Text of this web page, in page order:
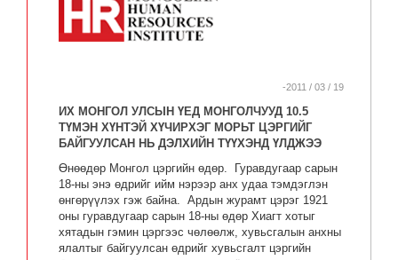
-2011 / 03 / 19
ИХ МОНГОЛ УЛСЫН ҮЕД МОНГОЛЧУУД 10.5
ТҮМЭН ХҮНТЭЙ ХҮЧИРХЭГ МОРЬТ ЦЭРГИЙГ
БАЙГУУЛСАН НЬ ДЭЛХИЙН ТҮҮХЭНД ҮЛДЖЭЭ
Өнөөдөр Монгол цэргийн өдөр. Гуравдугаар сарын
18-ны энэ өдрийг ийм нэрээр анх удаа тэмдэглэн
өнгөрүүлэх гэж байна. Ардын журамт цэрэг 1921
оны гуравдугаар сарын 18-ны өдөр Хиагт хотыг
хятадын гэмин цэргээс чөлөөлж, хувьсгалын анхны
ялалтыг байгуулсан өдрийг хувьсгалт цэргийн